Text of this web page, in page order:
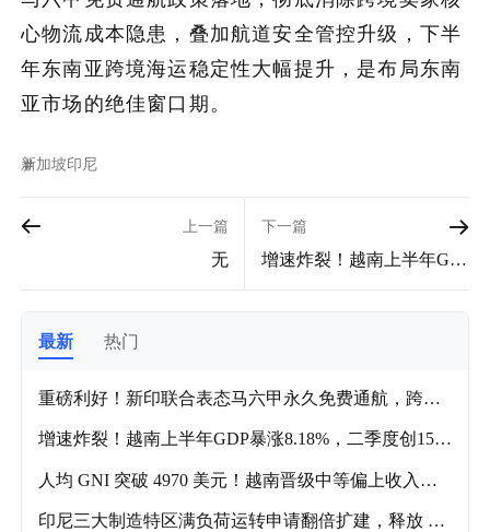
心物流成本隐患，叠加航道安全管控升级，下半
年东南亚跨境海运稳定性大幅提升，是布局东南
亚市场的绝佳窗口期。
新加坡印尼
上一篇
无
下一篇
增速炸裂！越南上半年GD
最新 热门
重磅利好！新印联合表态马六甲永久免费通航，跨境
增速炸裂！越南上半年GDP暴涨8.18%，二季度创15年
人均 GNI 突破 4970 美元！越南晋级中等偏上收入国
印尼三大制造特区满负荷运转申请翻倍扩建，释放 31